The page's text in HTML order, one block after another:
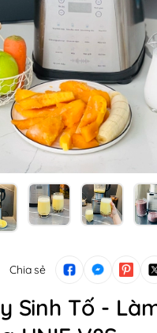
Chia sẻ
Sinh Tố -